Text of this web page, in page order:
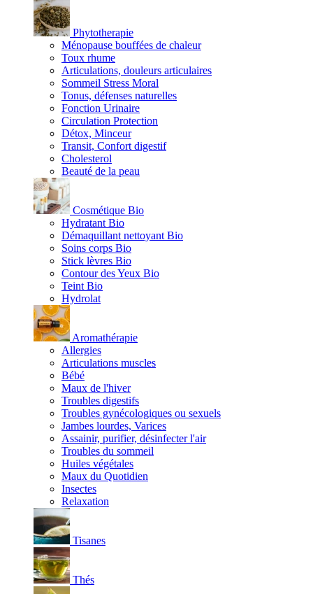
Phytotherapie
Ménopause bouffées de chaleur
Toux rhume
Articulations, douleurs articulaires
Sommeil Stress Moral
Tonus, défenses naturelles
Fonction Urinaire
Circulation Protection
Détox, Minceur
Transit, Confort digestif
Cholesterol
Beauté de la peau
Cosmétique Bio
Hydratant Bio
Démaquillant nettoyant Bio
Soins corps Bio
Stick lèvres Bio
Contour des Yeux Bio
Teint Bio
Hydrolat
Aromathérapie
Allergies
Articulations muscles
Bébé
Maux de l'hiver
Troubles digestifs
Troubles gynécologiques ou sexuels
Jambes lourdes, Varices
Assainir, purifier, désinfecter l'air
Troubles du sommeil
Huiles végétales
Maux du Quotidien
Insectes
Relaxation
Tisanes
Thés